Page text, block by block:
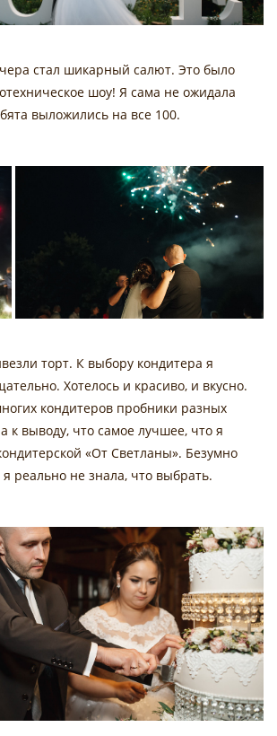
стал шикарный салют. Это было
шоу! Я сама не ожидала
выложились на все 100.
торт. К выбору кондитера я
Хотелось и красиво, и вкусно.
кондитеров пробники разных
к выводу, что самое лучшее, что я
«От Светланы». Безумно
реально не знала, что выбрать.